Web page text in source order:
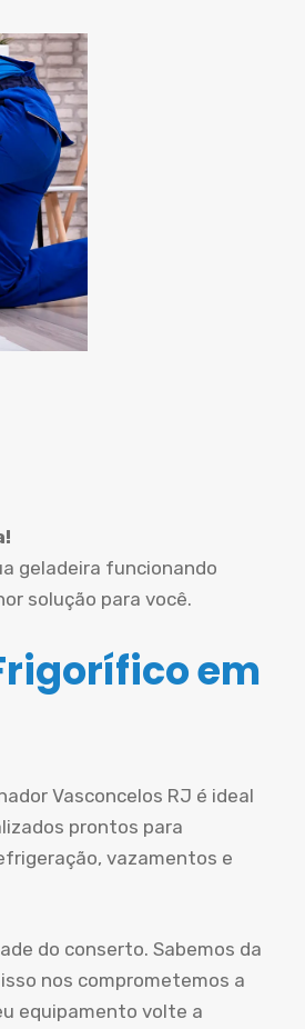
geladeira funcionando
solução para você.
em
Vasconcelos RJ é ideal
prontos para
vazamentos e
do conserto. Sabemos da
nos comprometemos a
equipamento volte a